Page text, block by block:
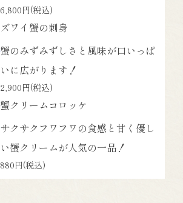
6,800円(税込)
ズワイ蟹の刺身
蟹のみずみずしさと風味が口いっぱ
いに広がります！
2,900円(税込)
蟹クリームコロッケ
サクサクフワフワの食感と甘く優し
い蟹クリームが人気の一品！
880円(税込)